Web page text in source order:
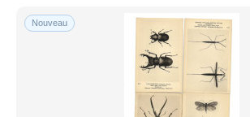
Thèmes
Prix fixes
Enchères avec offres
Enchères sans offres
Maisons de vente
Nouveau